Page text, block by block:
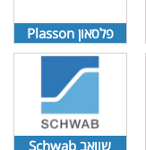
פלסאון Plasson
שוואב Schwab